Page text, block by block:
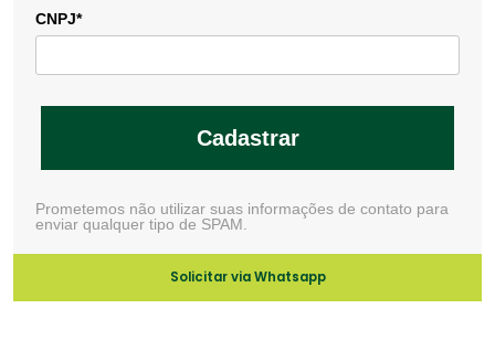
CNPJ*
Cadastrar
Prometemos não utilizar suas informações de contato para
enviar qualquer tipo de SPAM.
Solicitar via Whatsapp